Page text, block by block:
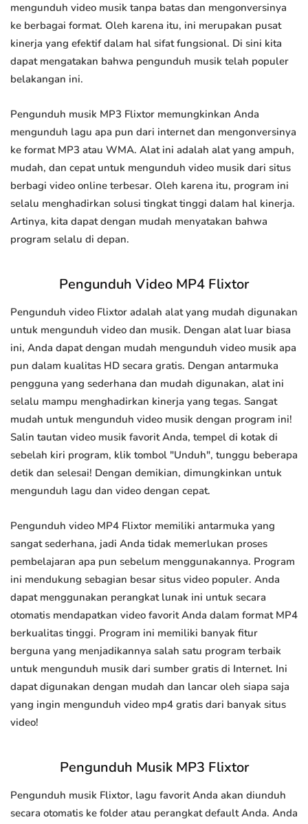
mengunduh video musik tanpa batas dan mengonversinya
ke berbagai format. Oleh karena itu, ini merupakan pusat
kinerja yang efektif dalam hal sifat fungsional. Di sini kita
dapat mengatakan bahwa pengunduh musik telah populer
belakangan ini.
Pengunduh musik MP3 Flixtor memungkinkan Anda
mengunduh lagu apa pun dari internet dan mengonversinya
ke format MP3 atau WMA. Alat ini adalah alat yang ampuh,
mudah, dan cepat untuk mengunduh video musik dari situs
berbagi video online terbesar. Oleh karena itu, program ini
selalu menghadirkan solusi tingkat tinggi dalam hal kinerja.
Artinya, kita dapat dengan mudah menyatakan bahwa
program selalu di depan.
Pengunduh Video MP4 Flixtor
Pengunduh video Flixtor adalah alat yang mudah digunakan
untuk mengunduh video dan musik. Dengan alat luar biasa
ini, Anda dapat dengan mudah mengunduh video musik apa
pun dalam kualitas HD secara gratis. Dengan antarmuka
pengguna yang sederhana dan mudah digunakan, alat ini
selalu mampu menghadirkan kinerja yang tegas. Sangat
mudah untuk mengunduh video musik dengan program ini!
Salin tautan video musik favorit Anda, tempel di kotak di
sebelah kiri program, klik tombol "Unduh", tunggu beberapa
detik dan selesai! Dengan demikian, dimungkinkan untuk
mengunduh lagu dan video dengan cepat.
Pengunduh video MP4 Flixtor memiliki antarmuka yang
sangat sederhana, jadi Anda tidak memerlukan proses
pembelajaran apa pun sebelum menggunakannya. Program
ini mendukung sebagian besar situs video populer. Anda
dapat menggunakan perangkat lunak ini untuk secara
otomatis mendapatkan video favorit Anda dalam format MP4
berkualitas tinggi. Program ini memiliki banyak fitur
berguna yang menjadikannya salah satu program terbaik
untuk mengunduh musik dari sumber gratis di Internet. Ini
dapat digunakan dengan mudah dan lancar oleh siapa saja
yang ingin mengunduh video mp4 gratis dari banyak situs
video!
Pengunduh Musik MP3 Flixtor
Pengunduh musik Flixtor, lagu favorit Anda akan diunduh
secara otomatis ke folder atau perangkat default Anda. Anda